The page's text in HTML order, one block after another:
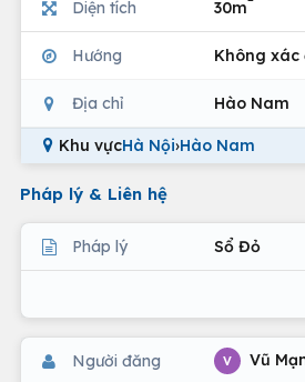
Diện tích 30m
Hướng Không xác
Địa chỉ Hào Nam
Khu vựcHà Nội›Hào Nam
Pháp lý & Liên hệ
Pháp lý Sổ Đỏ
Người đăng V Vũ